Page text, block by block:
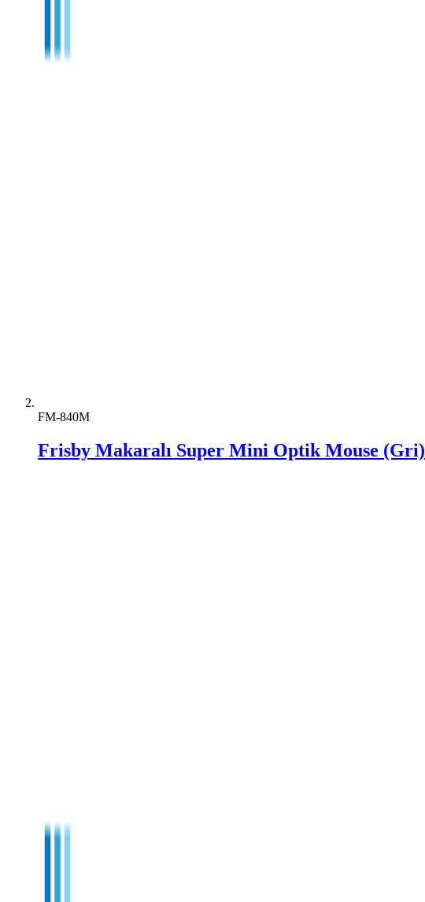
FM-840M
Frisby Makaralı Super Mini Optik Mouse (Gri)